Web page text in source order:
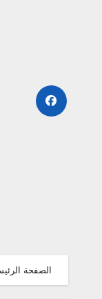
الصفحة